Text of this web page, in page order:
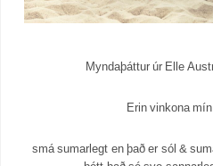
Myndaþáttur úr Elle
Erin vinkona
smá sumarlegt en það er sól &